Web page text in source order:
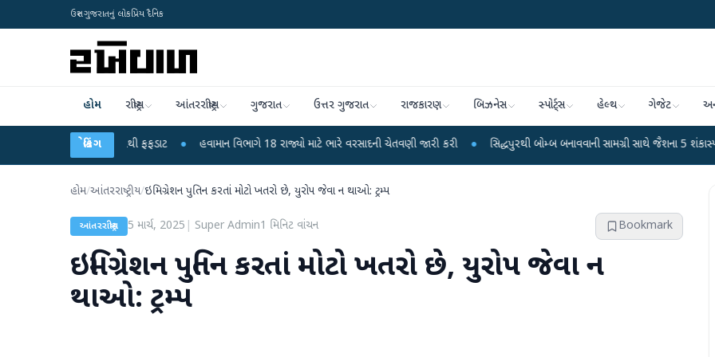
ઉત્તર ગુજરાતનું લોકપ્રિય દૈનિક
હોમ રાષ્ટ્રીય આંતરરાષ્ટ્રીય ગુજરાત ઉત્તર ગુજરાત રાજકારણ બિઝનેસ સ્પોર્ટ્સ હેલ્થ ગેજેટ
બ્રેકિંગ
મોતથી ફફડાટ હવામાન વિભાગે 18 રાજ્યો માટે ભારે વરસાદની ચેતવણી જારી કરી ● સિદ્ધપુરથી બોમ્બ બનાવવાની સામગ્રી સાથે જૈશના 5 શંકાસ્પદ આતંકી
હોમ/આંતરરાષ્ટ્રીય/ઇમિગ્રેશન પુતિન કરતાં મોટો ખતરો છે, યુરોપ જેવા ન થાઓ: ટ્રમ્પ
આંતરરાષ્ટ્રીય 5 માર્ચ, 2025 Super Admin1 મિનિટ વાંચન Bookmark
ઇમિગ્રેશન પુતિન કરતાં મોટો ખતરો છે, યુરોપ જેવા ન
થાઓ: ટ્રમ્પ